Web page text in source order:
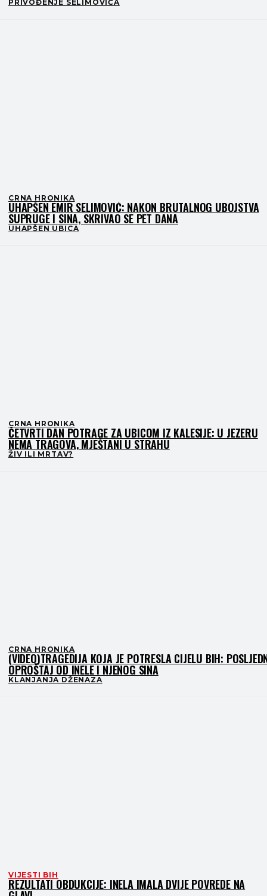
PRIVOĐENJE SELIMOVIĆA
CRNA HRONIKA
UHAPŠEN EMIR SELIMOVIĆ: NAKON BRUTALNOG UBOJSTVA
SUPRUGE I SINA, SKRIVAO SE PET DANA
UHAPŠEN UBICA
CRNA HRONIKA
ČETVRTI DAN POTRAGE ZA UBICOM IZ KALESIJE: U JEZERU
NEMA TRAGOVA, MJEŠTANI U STRAHU
ŽIV ILI MRTAV?
CRNA HRONIKA
(VIDEO)TRAGEDIJA KOJA JE POTRESLA CIJELU BIH:
OPROŠTAJ OD INELE I NJENOG SINA
KLANJANJA DŽENAZA
VIJESTI BIH
REZULTATI OBDUKCIJE: INELA IMALA DVIJE POVREDE NA